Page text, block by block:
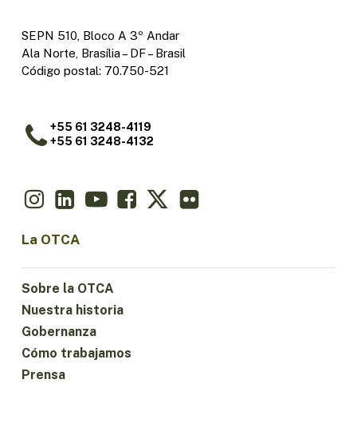
SEPN 510, Bloco A 3º Andar
Ala Norte, Brasília – DF – Brasil
Código postal: 70.750-521
+55 61 3248-4119
+55 61 3248-4132
La OTCA
Sobre la OTCA
Nuestra historia
Gobernanza
Cómo trabajamos
Prensa